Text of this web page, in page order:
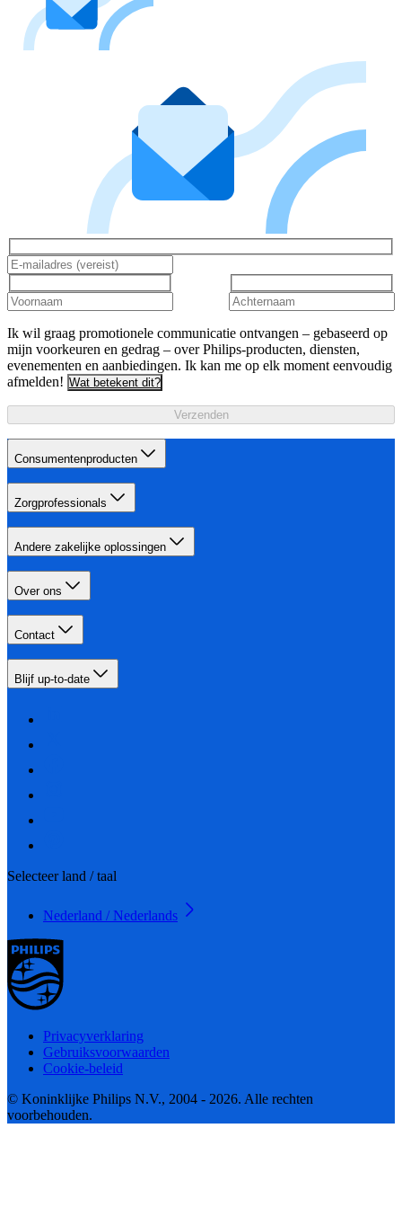
Ik wil graag promotionele communicatie ontvangen – gebaseerd op
mijn voorkeuren en gedrag – over Philips-producten, diensten,
evenementen en aanbiedingen. Ik kan me op elk moment eenvoudig
afmelden! Wat betekent dit?
Verzenden
Consumentenproducten
Zorgprofessionals
Andere zakelijke oplossingen
Over ons
Contact
Blijf up-to-date
Selecteer land / taal
Nederland / Nederlands
Privacyverklaring
Gebruiksvoorwaarden
Cookie-beleid
© Koninklijke Philips N.V., 2004 - 2026. Alle rechten
voorbehouden.